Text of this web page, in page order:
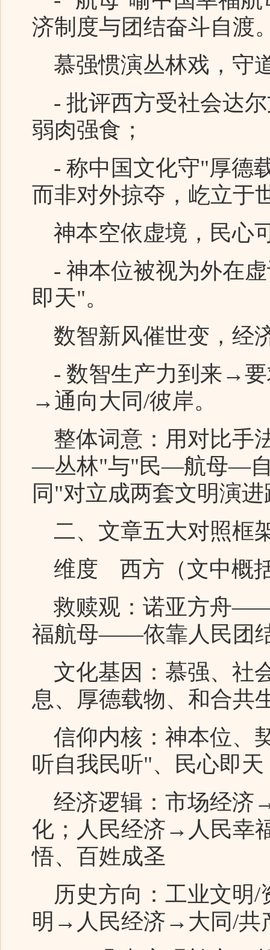
济制度与团结奋斗自渡
慕强惯演丛林戏，守
- 批评西方受社会达
弱肉强食；
- 称中国文化守"厚德
而非对外掠夺，屹立于
神本空依虚境，民心
- 神本位被视为外在
即天"。
数智新风催世变，经
- 数智生产力到来→要
→通向大同/彼岸。
整体词意：用对比
—丛林"与"民—航母—
同"对立成两套文明演
二、文章五大对照框
维度 西方（文中概
救赎观：诺亚方舟——
福航母——依靠人民团
文化基因：慕强、社
息、厚德载物、和合共
信仰内核：神本位、
听自我民听"、民心即天
经济逻辑：市场经济
化；人民经济→人民幸
悟、百姓成圣
历史方向：工业文明/
明→人民经济→大同/共